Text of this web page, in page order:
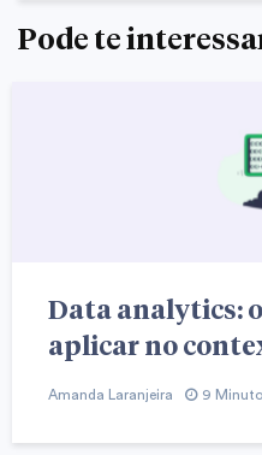
Pode te
Data analytics:
aplicar no
Amanda Laranjeira 9